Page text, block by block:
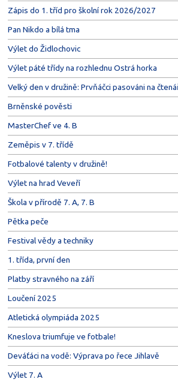
Zápis do 1. tříd pro školní rok 2026/2027
Pan Nikdo a bílá tma
Výlet do Židlochovic
Výlet páté třídy na rozhlednu Ostrá horka
Velký den v družině: Prvňáčci pasováni na
Brněnské pověsti
MasterChef ve 4. B
Zeměpis v 7. třídě
Fotbalové talenty v družině!
Výlet na hrad Veveří
Škola v přírodě 7. A, 7. B
Pětka peče
Festival vědy a techniky
1. třída, první den
Platby stravného na září
Loučení 2025
Atletická olympiáda 2025
Kneslova triumfuje ve fotbale!
Deváťáci na vodě: Výprava po řece Jihlavě
Výlet 7. A